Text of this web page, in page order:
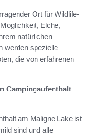
Ort für Wildlife-
Elche,
natürlichen
werden spezielle
die von erfahrenen
Campingaufenthalt
am Maligne Lake ist
sind und alle